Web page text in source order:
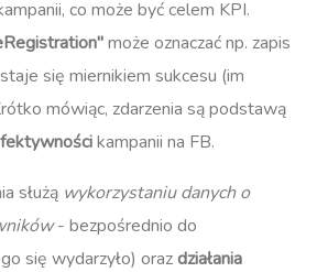
co może być celem KPI.
może oznaczać np. zapis
się miernikiem sukcesu (im
mówiąc, zdarzenia są podstawą
kampanii na FB.
służą wykorzystaniu danych o
- bezpośrednio do
się wydarzyło) orazdziałania